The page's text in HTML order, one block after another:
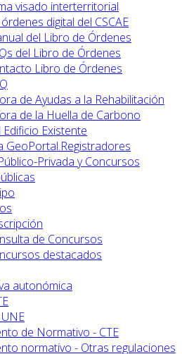
visado interterritorial
digital del CSCAE
del Libro de Órdenes
del Libro de Órdenes
Libro de Órdenes
de Ayudas a la Rehabilitación
de la Huella de Carbono
Existente
GeoPortal.Registradores
Privada y Concursos
de Concursos
destacados
autonómica
de Normativo - CTE
normativo - Otras regulaciones